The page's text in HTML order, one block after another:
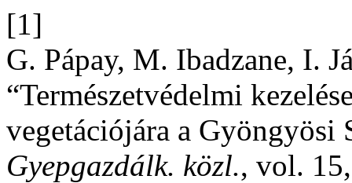
[1]
G. Pápay, M. Ibadzane, I.
“Természetvédelmi
vegetációjára a Gyöngyösi
Gyepgazdálk. közl., vol.